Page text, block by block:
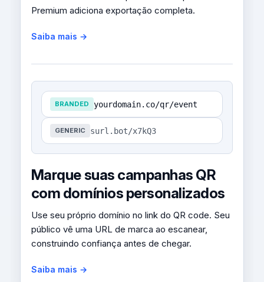
Premium adiciona exportação completa.
Saiba mais →
BRANDED yourdomain.co/qr/event
GENERIC surl.bot/x7kQ3
Marque suas campanhas QR
com domínios personalizados
Use seu próprio domínio no link do QR code. Seu
público vê uma URL de marca ao escanear,
construindo confiança antes de chegar.
Saiba mais →